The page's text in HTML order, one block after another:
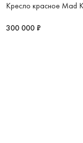
Кресло красное Mad
300 000 ₽